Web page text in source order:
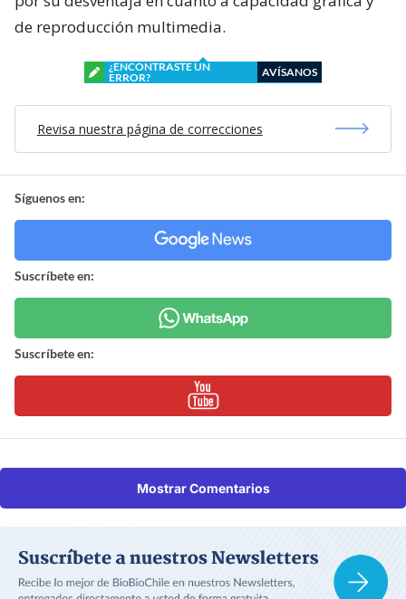
de reproducción multimedia.
¿ENCONTRASTE UN
ERROR?
AVÍSANOS
Revisa nuestra página de correcciones
Síguenos en:
Suscríbete en:
Suscríbete en:
Mostrar Comentarios